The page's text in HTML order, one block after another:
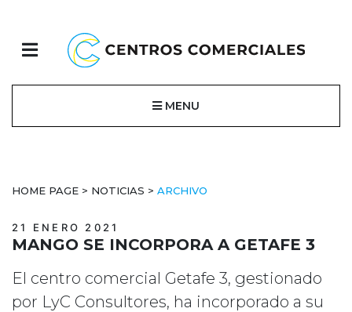
MENU
HOME PAGE > NOTICIAS > ARCHIVO
21 ENERO 2021
MANGO SE INCORPORA A GETAFE 3
El centro comercial Getafe 3, gestionado
por LyC Consultores, ha incorporado a su